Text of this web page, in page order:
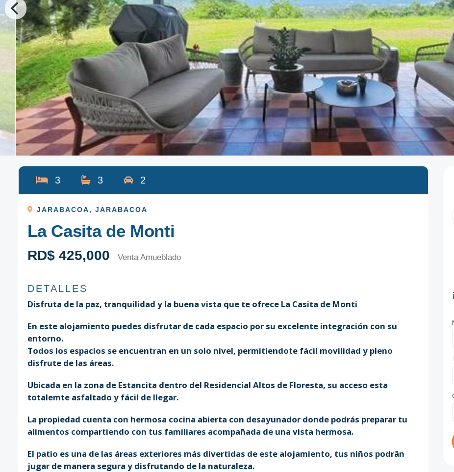
3 3 2
JARABACOA, JARABACOA
La Casita de Monti
RD$ 425,000 Venta Amueblado
DETALLES
Disfruta de la paz, tranquilidad y la buena vista que te ofrece La Casita de Monti
En este alojamiento puedes disfrutar de cada espacio por su excelente integración con su
entorno.
Todos los espacios se encuentran en un solo nivel, permitiendote fácil movilidad y pleno
disfrute de las áreas.
Ubicada en la zona de Estancita dentro del Residencial Altos de Floresta, su acceso esta
totalemte asfaltado y fácil de llegar.
La propiedad cuenta con hermosa cocina abierta con desayunador donde podrás preparar tu
alimentos compartiendo con tus familiares acompañada de una vista hermosa.
El patio es una de las áreas exteriores más divertidas de este alojamiento, tus niños podrân
jugar de manera segura y disfrutando de la naturaleza.